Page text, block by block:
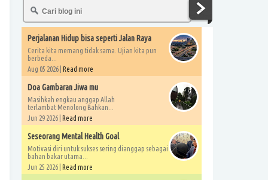
Perjalanan Hidup bisa seperti Jalan Raya
Cerita kita memang tidak sama. Ujian kita pun
berbeda...
Aug 05 2026 | Read more
Doa Gambaran Jiwa mu
Masihkah engkau anggap Allah
terlambat Menolong Bahkan...
Jun 29 2026 | Read more
Seseorang Mental Health Goal
Motivasi diri untuk sukses sering dianggap sebagai
bahan bakar utama...
Jun 25 2026 | Read more